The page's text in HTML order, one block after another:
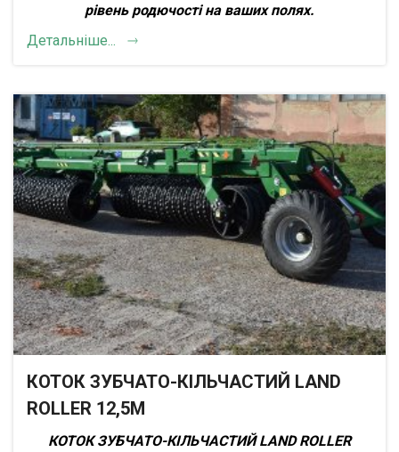
рівень родючості на ваших полях.
Детальніше...
КОТОК ЗУБЧАТО-КІЛЬЧАСТИЙ LAND
ROLLER 12,5М
КОТОК ЗУБЧАТО-КІЛЬЧАСТИЙ LAND ROLLER